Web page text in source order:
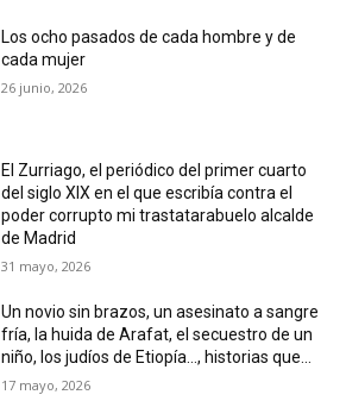
Los ocho pasados de cada hombre y de
cada mujer
26 junio, 2026
El Zurriago, el periódico del primer cuarto
del siglo XIX en el que escribía contra el
poder corrupto mi trastatarabuelo alcalde
de Madrid
31 mayo, 2026
Un novio sin brazos, un asesinato a sangre
fría, la huida de Arafat, el secuestro de un
niño, los judíos de Etiopía…, historias que...
17 mayo, 2026